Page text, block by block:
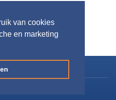
van cookies
en marketing